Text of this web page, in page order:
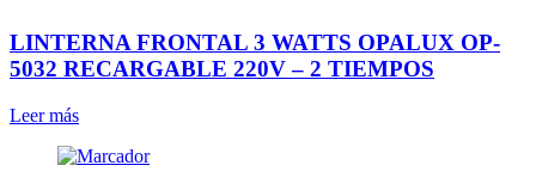
LINTERNA FRONTAL 3 WATTS OPALUX OP-
5032 RECARGABLE 220V – 2 TIEMPOS
Leer más